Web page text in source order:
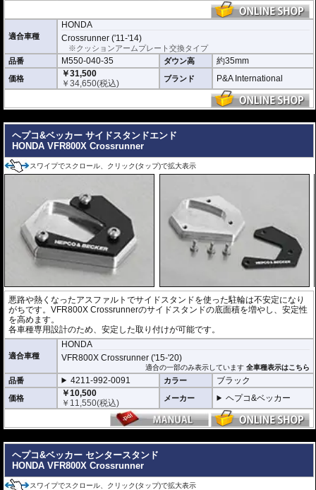
適合車種
HONDA
Crossrunner ('11-'14)
※クッションアームプレート交換タイプ
品番
M550-040-35 ダウン高 約35mm
価格
￥31,500
￥34,650(税込) ブランド P&A International
ヘプコ&ベッカー サイドスタンドエンド
HONDA VFR800X Crossrunner
スワイプでスクロール、クリック(タップ)で拡大表示
悪路や熱くなったアスファルトでサイドスタンドを使った駐輪は不安定になり
がちです。VFR800X Crossrunnerのサイドスタンドの底面積を増やし、安定性
を高めます。
各車種専用設計のため、安定した取り付けが可能です。
適合車種
HONDA
VFR800X Crossrunner ('15-'20)
適合の一部のみ表示しています全車種表示はこちら
品番 4211-992-0091 カラー ブラック
価格
￥10,500
￥ 11,550(税込) メーカー ヘプコ&ベッカー
ヘプコ&ベッカー センタースタンド
HONDA VFR800X Crossrunner
スワイプでスクロール、クリック(タップ)で拡大表示